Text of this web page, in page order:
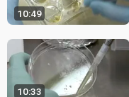
10:49
10:33